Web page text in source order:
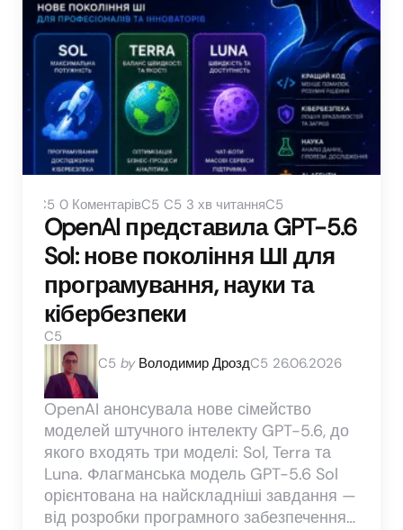
Posted
by Володимир Дрозд 26.06.2026
OpenAI представила GPT-5.6
Sol: нове покоління ШІ для
програмування, науки та
кібербезпеки
OpenAI анонсувала нове сімейство
моделей штучного інтелекту GPT-5.6, до
якого входять три моделі: Sol, Terra та
Luna. Флагманська модель GPT-5.6 Sol
орієнтована на найскладніші завдання —
від розробки програмного забезпечення…
0 Коментарів 3 хв читання